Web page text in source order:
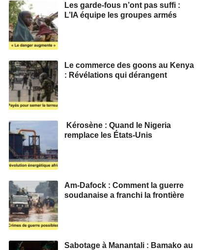
Les garde-fous n’ont pas suffi :
L’IA équipe les groupes armés
Le commerce des goons au Kenya
: Révélations qui dérangent
Kérosène : Quand le Nigeria
remplace les États-Unis
Am-Dafock : Comment la guerre
soudanaise a franchi la frontière
Sabotage à Manantali : Bamako au